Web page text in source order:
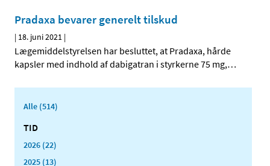
Pradaxa bevarer generelt tilskud
| 18. juni 2021 |
Lægemiddelstyrelsen har besluttet, at Pradaxa, hårde
kapsler med indhold af dabigatran i styrkerne 75 mg,…
Alle (514)
TID
2026 (22)
2025 (13)